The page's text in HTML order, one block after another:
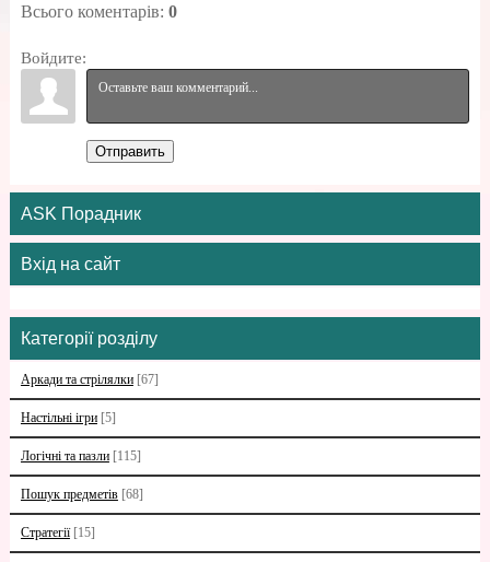
Всього коментарів: 0
Войдите:
Отправить
ASK Порадник
Вхід на сайт
Категорії розділу
Аркади та стрілялки [67]
Настільні ігри [5]
Логічні та пазли [115]
Пошук предметів [68]
Стратегії [15]